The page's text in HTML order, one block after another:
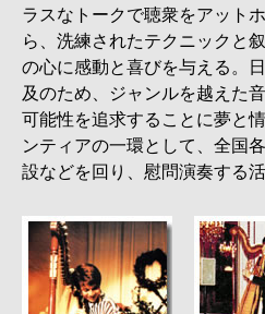
ラスなトークで聴衆をアット
ら、洗練されたテクニックと
の心に感動と喜びを与える。
及のため、ジャンルを越えた
可能性を追求することに夢と
ンティアの一環として、全国
設などを回り、慰問演奏する